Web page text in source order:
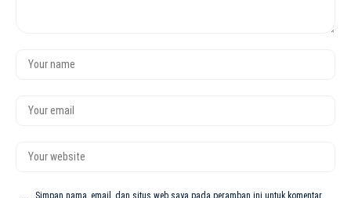
Simpan nama, email, dan situs web saya pada peramban ini untuk komentar